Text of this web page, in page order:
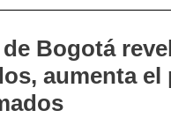
Bogotá
aumenta el